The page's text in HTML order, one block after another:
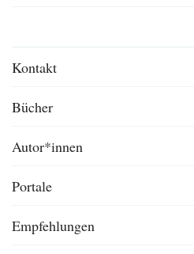
Kontakt
Bücher
Autor*innen
Portale
Empfehlungen